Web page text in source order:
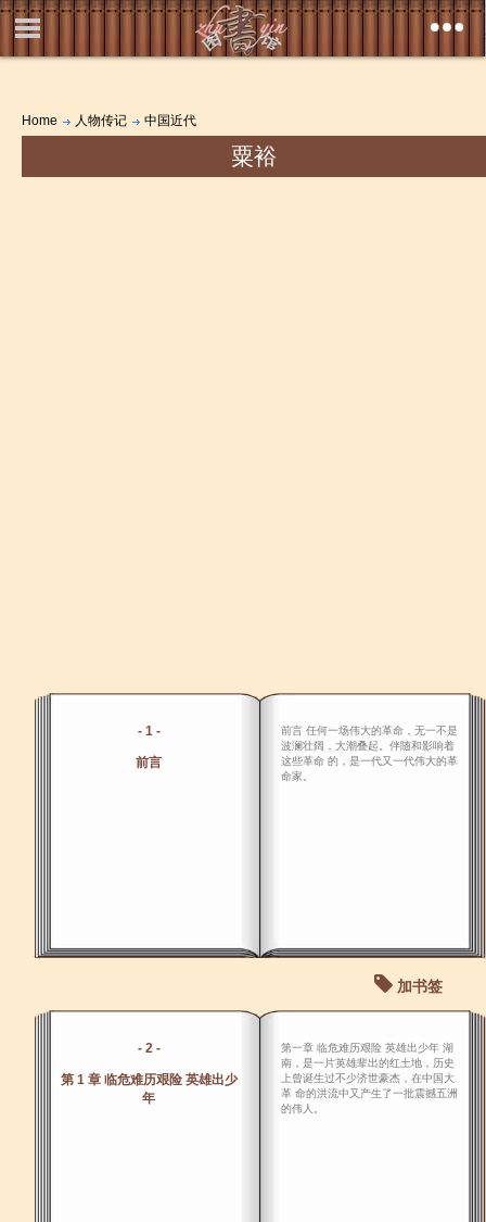
Home 人物传记 中国近代
粟裕
- 1 -
前言
前言 任何一场伟大的革命，无一不是
波澜壮阔，大潮叠起。伴随和影响着
这些革命 的，是一代又一代伟大的革
命家。
加书签
- 2 -
第 1 章 临危难历艰险 英雄出少
年
第一章 临危难历艰险 英雄出少年 湖
南，是一片英雄辈出的红土地，历史
上曾诞生过不少济世豪杰，在中国大
革 命的洪流中又产生了一批震撼五洲
的伟人。